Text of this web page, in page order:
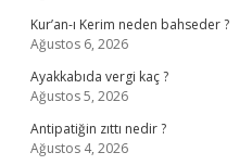
Kur’an-ı Kerim neden bahseder ?
Ağustos 6, 2026
Ayakkabıda vergi kaç ?
Ağustos 5, 2026
Antipatiğin zıttı nedir ?
Ağustos 4, 2026